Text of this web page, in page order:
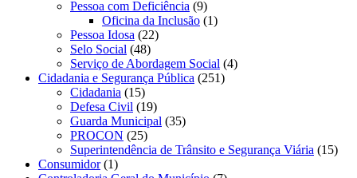
Pessoa com Deficiência (9)
Oficina da Inclusão (1)
Pessoa Idosa (22)
Selo Social (48)
Serviço de Abordagem Social (4)
Cidadania e Segurança Pública (251)
Cidadania (15)
Defesa Civil (19)
Guarda Municipal (35)
PROCON (25)
Superintendência de Trânsito e Segurança Viária (15)
Consumidor(1)